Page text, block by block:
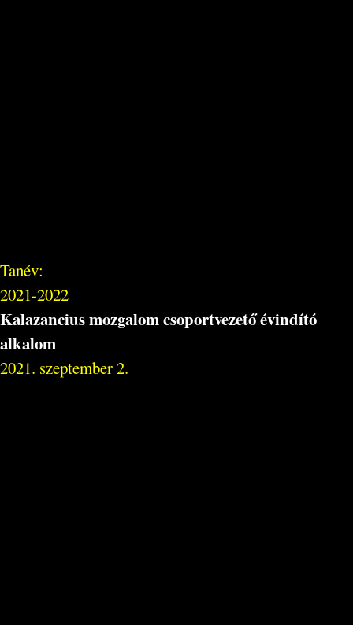
Tanév:
2021-2022
Kalazancius mozgalom csoportvezető évindító
alkalom
2021. szeptember 2.